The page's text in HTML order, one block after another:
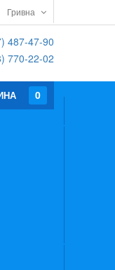
Гривна
487-47-90
770-22-02
0